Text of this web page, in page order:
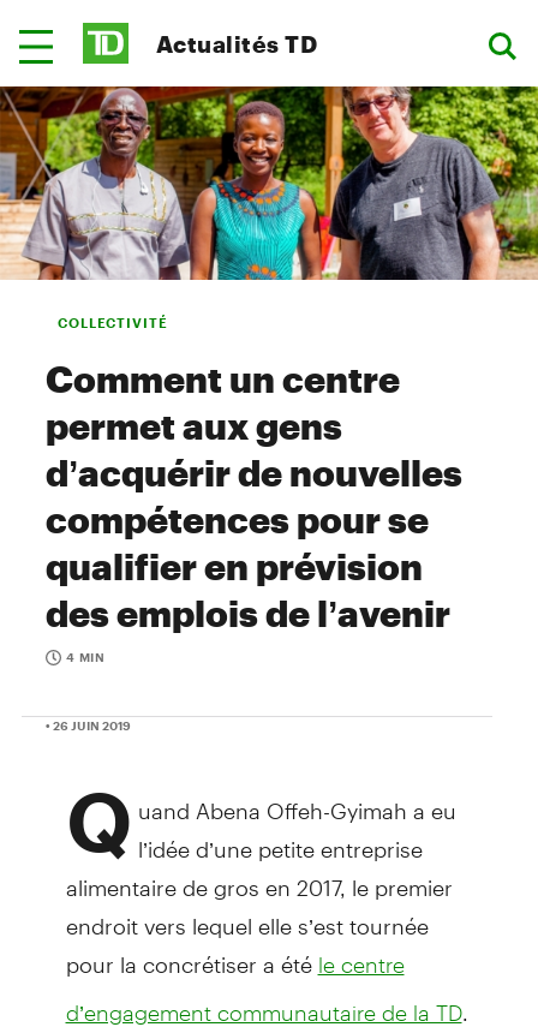
Actualités TD
COLLECTIVITÉ
Comment un centre
permet aux gens
d’acquérir de nouvelles
compétences pour se
qualifier en prévision
des emplois de l’avenir
4 MIN
• 26 JUIN 2019
Q uand Abena Offeh-Gyimah a eu
l’idée d’une petite entreprise
alimentaire de gros en 2017, le premier
endroit vers lequel elle s’est tournée
pour la concrétiser a été le centre
d’engagement communautaire de la TD.